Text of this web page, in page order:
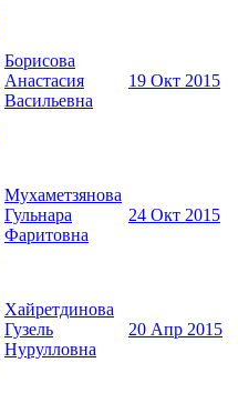
Борисова
Анастасия
Васильевна
19 Окт 2015
Мухаметзянова
Гульнара
Фаритовна
24 Окт 2015
Хайретдинова
Гузель
Нурулловна
20 Апр 2015